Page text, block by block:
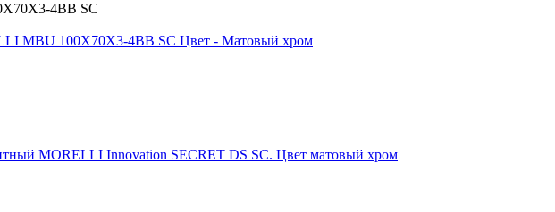
4BB SC
MBU 100X70X3-4BB SC Цвет - Матовый хром
MORELLI Innovation SECRET DS SC. Цвет матовый хром